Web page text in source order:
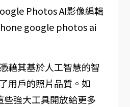
藉其基於人工智慧的智
用戶的照片品質。如
強大工具開放給更多